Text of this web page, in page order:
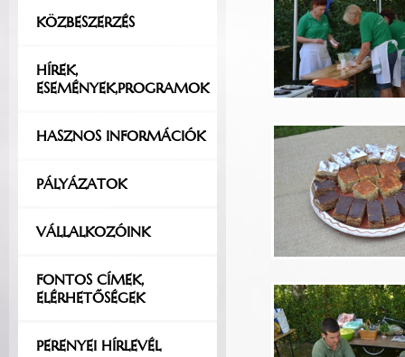
KÖZBESZERZÉS
HÍREK,
ESEMÉNYEK,PROGRAMOK
HASZNOS INFORMÁCIÓK
PÁLYÁZATOK
VÁLLALKOZÓINK
FONTOS CÍMEK,
ELÉRHETŐSÉGEK
PERENYEI HÍRLEVÉL